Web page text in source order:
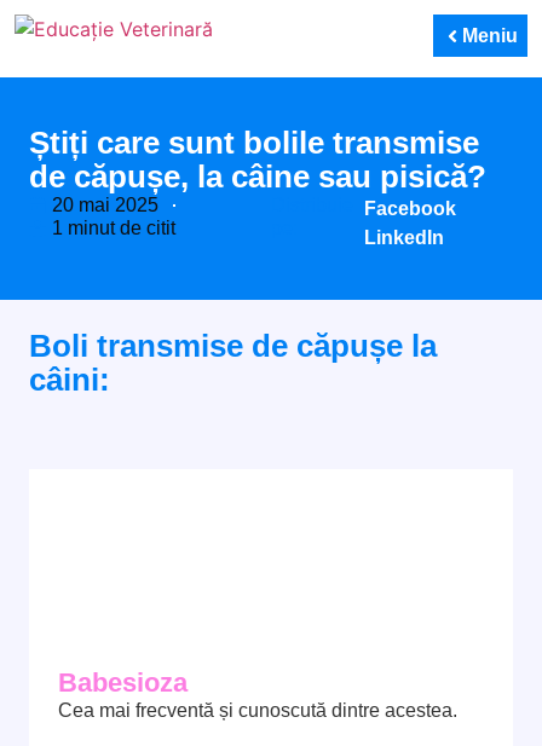
Meniu
Știți care sunt bolile transmise
de căpușe, la câine sau pisică?
20 mai 2025
1 minut de citit
Facebook
LinkedIn
Boli transmise de căpușe la
câini:
Babesioza
Cea mai frecventă și cunoscută dintre acestea.